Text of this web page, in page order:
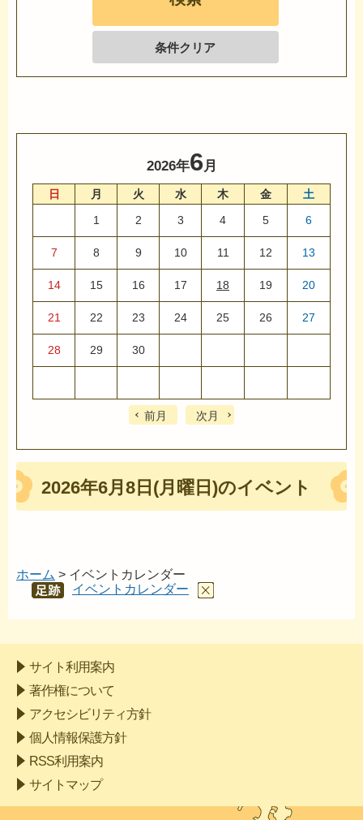
条件クリア
2026年6 月
日 月 火 水 木 金
土
1
2 3 4 5 6
7 8 9 10 11 12 13
14 15 16 17 18 19 20
21 22 23 24 25 26 27
28 29 30
前月 次月
2026年6月8日(月曜日)のイベント
ホーム > イベントカレンダー
あし
イベントカレンダー
サイト利用案内
著作権について
アクセシビリティ方針
個人情報保護方針
RSS利用案内
サイトマップ